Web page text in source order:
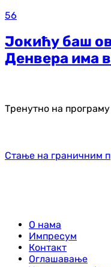
56
Јокићу баш
Денвера има
Тренутно на програму
Стање на граничним
О нама
Импресум
Контакт
Оглашавање